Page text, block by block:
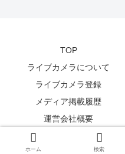
TOP
ライブカメラについて
ライブカメラ登録
メディア掲載履歴
運営会社概要
© 2014-2026
ホーム 検索